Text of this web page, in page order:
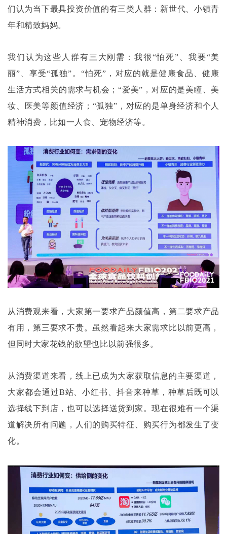
们认为当下最具投资价值的有三类人群：新世代、小镇青
年和精致妈妈。
我们认为这些人群有三大刚需：我很“怕死”、我要“美
丽”、享受“孤独”。“怕死”，对应的就是健康食品、健康
生活方式相关的需求与机会；“爱美”，对应的是美瞳、美
妆、医美等颜值经济；“孤独”，对应的是单身经济和个人
精神消费，比如一人食、宠物经济等。
从消费观来看，大家第一要求产品颜值高，第二要求产品
有用，第三要求不贵。虽然看起来大家需求比以前更高，
但同时大家花钱的欲望也比以前强很多。
从消费渠道来看，线上已成为大家获取信息的主要渠道，
大家都会通过B站、小红书、抖音来种草，种草后既可以
选择线下到店，也可以选择送货到家。现在很难有一个渠
道解决所有问题，人们的购买特征、购买行为都发生了变
化。